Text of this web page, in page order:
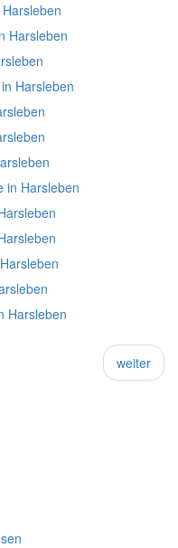
Harsleben
Harsleben
in Harsleben
Harsleben
weiter